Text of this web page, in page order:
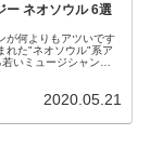
ー ネオソウル 6選
が何よりもアツいです
れた"ネオソウル"系ア
いミュージシャンた
の才能を堪能しましょ
2020.05.21